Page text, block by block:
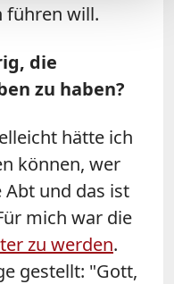
führen will.
die
zu haben?
hätte ich
können, wer
und das ist
mich war die
zu werden.
gestellt: "Gott,